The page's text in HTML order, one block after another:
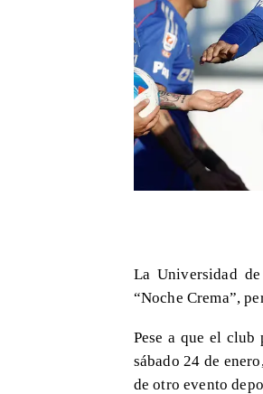
La Universidad
“Noche Crema”,
Pese a que el club
sábado 24 de
de otro evento